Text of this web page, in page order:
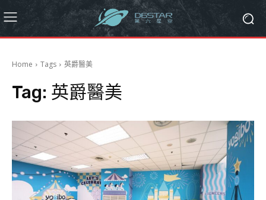
Home Tags 英爵醫美
Tag: 英爵醫美